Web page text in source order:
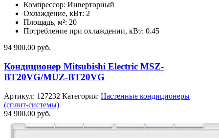
Компрессор: Инверторный
Охлаждение, кВт: 2
Площадь, м²: 20
Потребление при охлаждении, кВт: 0.45
94 900.00 руб.
Кондиционер Mitsubishi Electric MSZ-
BT20VG/MUZ-BT20VG
Артикул: 127232 Категория: Настенные кондиционеры
(сплит-системы)
94 900.00 руб.